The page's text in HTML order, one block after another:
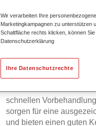
Priomat Reaktiv
schnellen
sorgen für eine
und bieten einen guten
Wir verarbeiten Ihre
Marketingkampagnen zu unterstützen
Schaltfläche rechts klicken, können
Datenschutzerklärung
Ihre Datenschutzrechte